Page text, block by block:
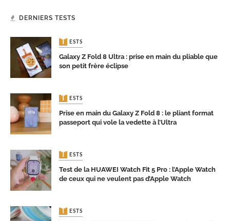
DERNIERS TESTS
TESTS
Galaxy Z Fold 8 Ultra : prise en main du pliable que
son petit frère éclipse
TESTS
Prise en main du Galaxy Z Fold 8 : le pliant format
passeport qui vole la vedette à l’Ultra
TESTS
Test de la HUAWEI Watch Fit 5 Pro : l’Apple Watch
de ceux qui ne veulent pas d’Apple Watch
TESTS